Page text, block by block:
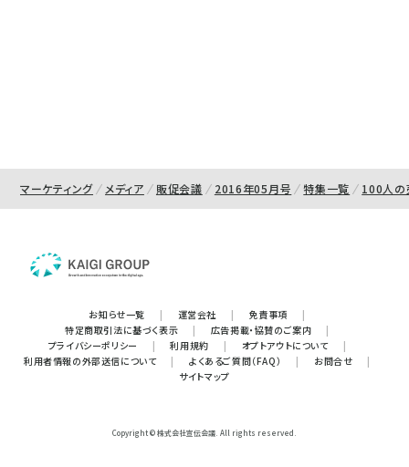
マーケティング メディア 販促会議 2016年05月号 特集一覧 100人の
お知らせ一覧 | 運営会社 | 免責事項
|
特定商取引法に基づく表示
| 広告掲載・協賛のご案内
|
プライバシーポリシー
| 利用規約 | オプトアウトについて
|
利用者情報の外部送信について
| よくあるご質問（FAQ） | お問合せ
|
サイトマップ
Copyright © 株式会社宣伝会議. All rights reserved.